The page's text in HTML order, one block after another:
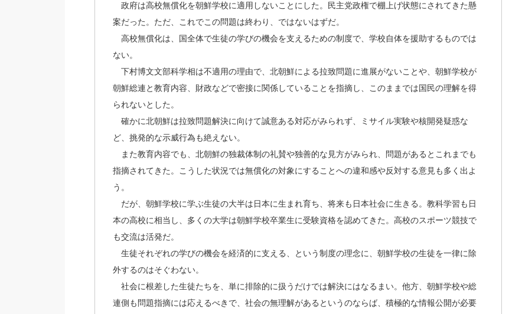
政府は高校無償化を朝鮮学校に適用しないことにした。民主党政権で棚上げ状態にされてきた懸
案だった。ただ、これでこの問題は終わり、ではないはずだ。
高校無償化は、国全体で生徒の学びの機会を支えるための制度で、学校自体を援助するものでは
ない。
下村博文文部科学相は不適用の理由で、北朝鮮による拉致問題に進展がないことや、朝鮮学校が
朝鮮総連と教育内容、財政などで密接に関係していることを指摘し、このままでは国民の理解を得
られないとした。
確かに北朝鮮は拉致問題解決に向けて誠意ある対応がみられず、ミサイル実験や核開発疑惑な
ど、挑発的な示威行為も絶えない。
また教育内容でも、北朝鮮の独裁体制の礼賛や独善的な見方がみられ、問題があるとこれまでも
指摘されてきた。こうした状況では無償化の対象にすることへの違和感や反対する意見も多く出よ
う。
だが、朝鮮学校に学ぶ生徒の大半は日本に生まれ育ち、将来も日本社会に生きる。教科学習も日
本の高校に相当し、多くの大学は朝鮮学校卒業生に受験資格を認めてきた。高校のスポーツ競技で
も交流は活発だ。
生徒それぞれの学びの機会を経済的に支える、という制度の理念に、朝鮮学校の生徒を一律に除
外するのはそぐわない。
社会に根差した生徒たちを、単に排除的に扱うだけでは解決にはなるまい。他方、朝鮮学校や総
連側も問題指摘には応えるべきで、社会の無理解があるというのならば、積極的な情報公開が必要